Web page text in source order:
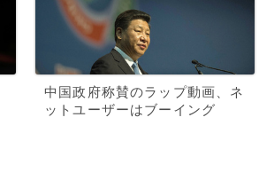
中国政府称賛のラップ動画、ネ
ットユーザーはブーイング